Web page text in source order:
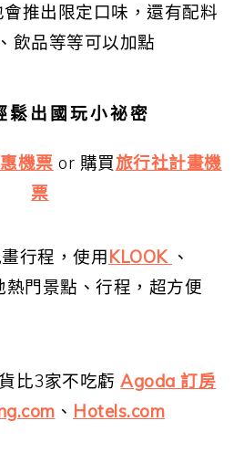
推出限定口味，還有配料
飲品等等可以加點
鬆出國玩小祕密
機票 or 購買旅行社計畫機
票
行程，使用KLOOK 、
熱門景點、行程，超方便
比3家不吃虧Agoda 訂房
、 Hotels.com